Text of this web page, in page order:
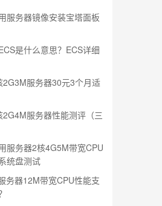
服务器镜像安装宝塔面板
是什么意思？ECS详细
2G3M服务器30元3个月适
服务器性能测评（三
服务器2核4G5M带宽CPU
统盘测试
务器12M带宽CPU性能支